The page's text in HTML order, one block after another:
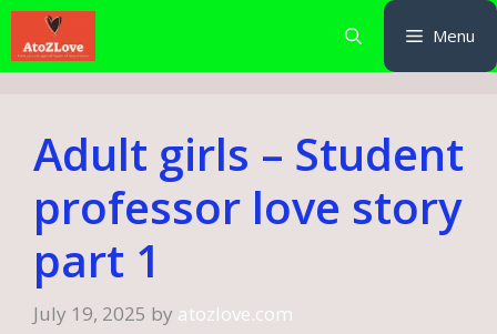
Skip
content
Menu
Adult girls – Student
professor love story
part 1
July 19, 2025 by atozlove.com